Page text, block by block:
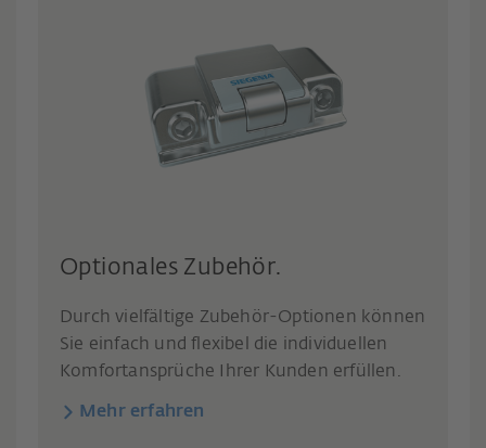
Optionales Zubehör.
Durch vielfältige Zubehör-Optionen können
Sie einfach und flexibel die individuellen
Komfortansprüche Ihrer Kunden erfüllen.
Mehr erfahren